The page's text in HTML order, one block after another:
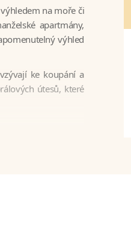
na moře či
apartmány,
výhled
ke koupání a
útesů, které